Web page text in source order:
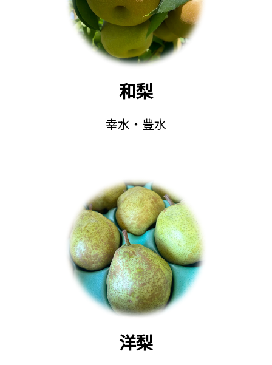
和梨
幸水・豊水
洋梨